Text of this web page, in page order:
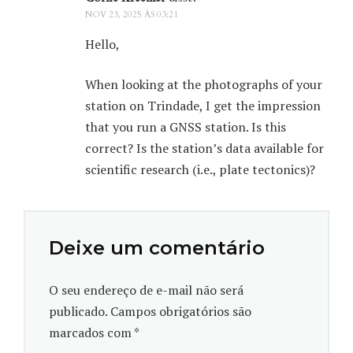
O estudo relata a ocorrência de rochas idênticas às
Tartarugas, região da Ilha da Trindade – ilha
vulcânica localizada a 1.140 quilômetros de Vitória
(Espírito Santo) e administrada pela Marinha do
Brasil. O local é uma importante reserva marinha do
Atlântico Sul e uma Unidade de Monumento Natural
tartaruga-verde (Chelonia mydas) e de recifes de
Pertencente à chamada Amazônia Azul – área com
riquezas naturais e minerais abundantes que apenas
NOV 23, 2025 ÀS 03:21
Hello,
When looking at the photographs of your
station on Trindade, I get the impression
that you run a GNSS station. Is this
correct? Is the station’s data available for
scientific research (i.e., plate tectonics)?
Deixe um comentário
O seu endereço de e-mail não será
publicado. Campos obrigatórios são
marcados com*